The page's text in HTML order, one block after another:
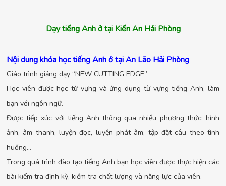
Dạy tiếng Anh ở tại Kiến An Hải Phòng
Nội dung khóa học tiếng Anh ở tại An Lão Hải Phòng
Giáo trình giảng dạy “NEW CUTTING EDGE”
Học viên được học từ vựng và ứng dụng từ vựng tiếng Anh, làm
bạn với ngôn ngữ.
Được tiếp xúc với tiếng Anh thông qua nhiều phương thức: hình
ảnh, âm thanh, luyện đọc, luyện phát âm, tập đặt câu theo tình
huống…
Trong quá trình đào tạo tiếng Anh bạn học viên được thực hiện các
bài kiểm tra định kỳ, kiểm tra chất lượng và năng lực của viên.